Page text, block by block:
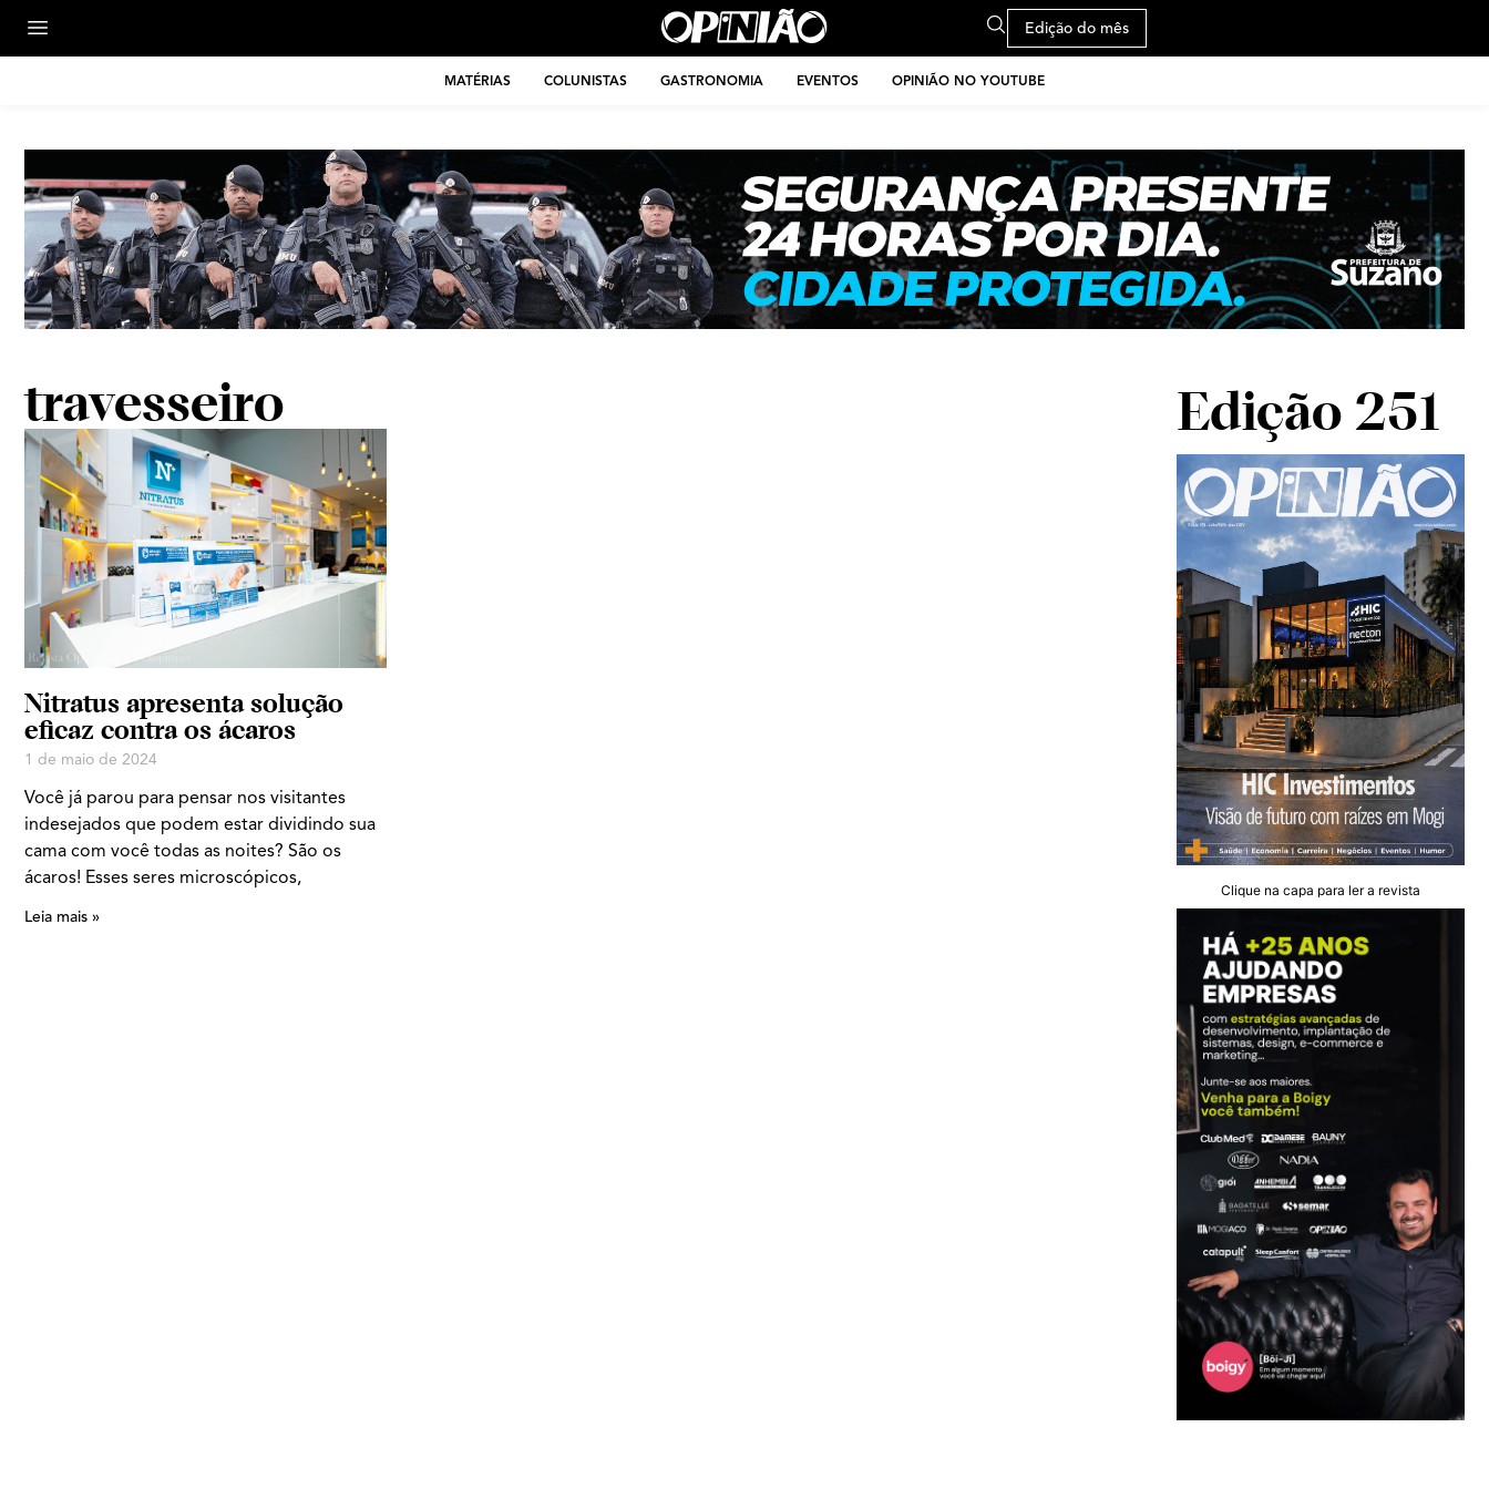
Edição do mês
MATÉRIAS COLUNISTAS GASTRONOMIA EVENTOS OPINIÃO NO YOUTUBE
travesseiro
Nitratus apresenta solução
eficaz contra os ácaros
1 de maio de 2024
Você já parou para pensar nos visitantes
indesejados que podem estar dividindo sua
cama com você todas as noites? São os
ácaros! Esses seres microscópicos,
Leia mais »
Edição 251
Clique na capa para ler a revista